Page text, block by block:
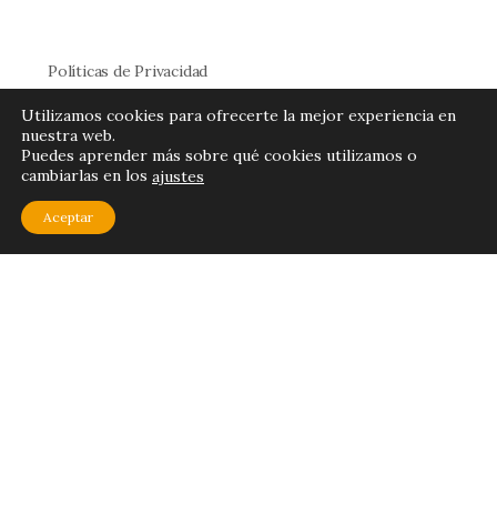
Políticas de Privacidad
Términos y Condiciones
Cómo Comprar
Cómo usar la Plataforma
Utilizamos cookies para ofrecerte la mejor experiencia en
nuestra web.
Puedes aprender más sobre qué cookies utilizamos o
cambiarlas en los ajustes
Aceptar